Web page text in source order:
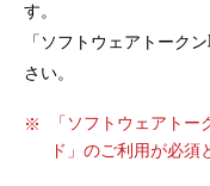
セキュリティ
使い方
す。
「ソフトウェアトーク
さい。
「ソフトウェアト
ド」のご利用が必須